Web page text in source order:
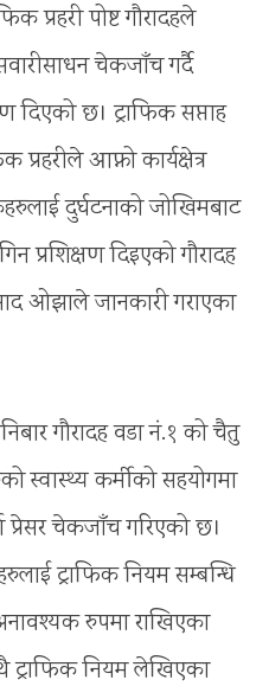
प्रहरी पोष्ट गौरादहले
चेकजाँच गर्दै
दिएको छ। ट्राफिक सप्ताह
प्रहरीले आफ्नो कार्यक्षेत्र
दुर्घटनाको जोखिमबाट
प्रशिक्षण दिइएको गौरादह
ओझाले जानकारी गराएका
गौरादह वडा नं.१ को चैतु
स्वास्थ्य कर्मीको सहयोगमा
प्रेसर चेकजाँच गरिएको छ।
ट्राफिक नियम सम्बन्धि
रुपमा राखिएका
ट्राफिक नियम लेखिएका